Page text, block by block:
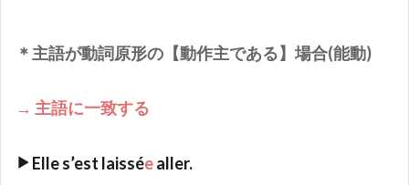
＊主語が動詞原形の【動作主である】場合(能動)
→ 主語に一致する
Elle s’est laisséealler.